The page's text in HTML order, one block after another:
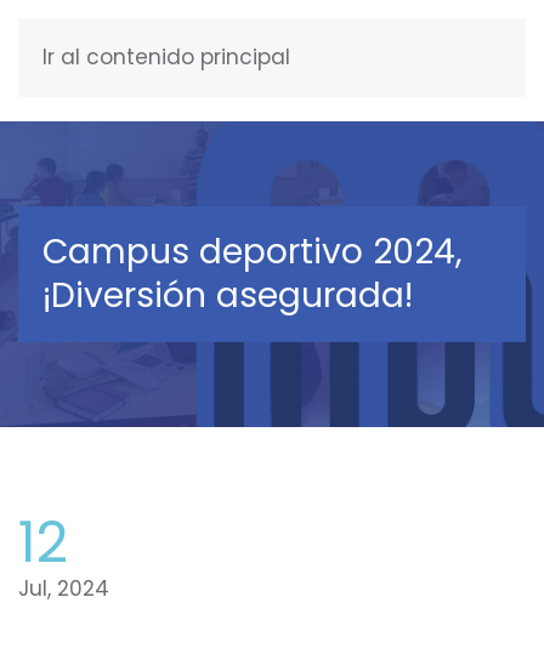
Ir al contenido principal
Campus deportivo 2024,
¡Diversión asegurada!
12
Jul, 2024